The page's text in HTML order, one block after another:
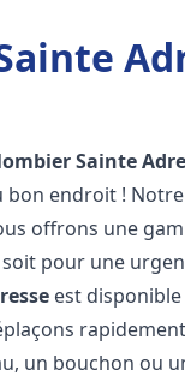
Sainte
bon endroit !
offrons une
pour une
est
un bouchon ou